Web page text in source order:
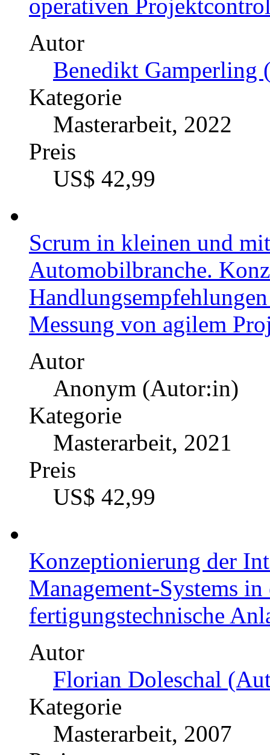
Elektromobilität im
Vergleich zwischen
Autor
Manuel Reiner
Kategorie
Masterarbeit, 2022
Preis
Modellentwurf zum
operativen
Autor
Benedikt Gamperling
Kategorie
Masterarbeit, 2022
Preis
US$ 42,99
Scrum in kleinen und
Automobilbranche.
Messung von agilem